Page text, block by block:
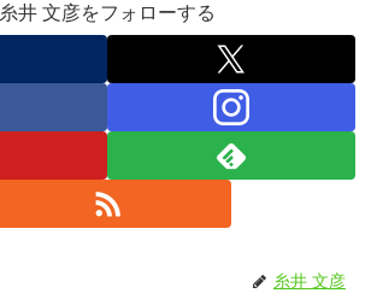
糸井 文彦をフォローする
糸井 文彦